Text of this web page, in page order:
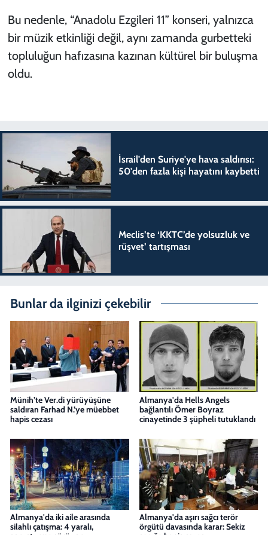
Bu nedenle, “Anadolu Ezgileri 11” konseri, yalnızca
bir müzik etkinliği değil, aynı zamanda gurbetteki
topluluğun hafızasına kazınan kültürel bir buluşma
oldu.
İsrail'den Suriye'ye hava saldırısı:
50'den fazla kişi hayatını kaybetti
Meclis’te ‘KKTC’de yolsuzluk ve
rüşvet’ tartışması
Bunlar da ilginizi çekebilir
Münih’te Ver.di yürüyüşüne
saldıran Farhad N.’ye müebbet
hapis cezası
Almanya'da Hells Angels
bağlantılı Ömer Boyraz
cinayetinde 3 şüpheli tutuklandı
Almanya'da iki aile arasında
silahlı çatışma: 4 yaralı,
Almanya'da aşırı sağcı terör
örgütü davasında karar: Sekiz